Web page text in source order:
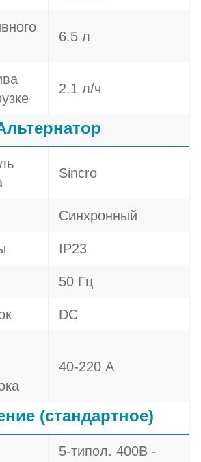
6.5 л
2.1 л/ч
Sincro
Синхронный
IP23
50 Гц
DC
40-220 А
(стандартное)
5-типол. 400В -